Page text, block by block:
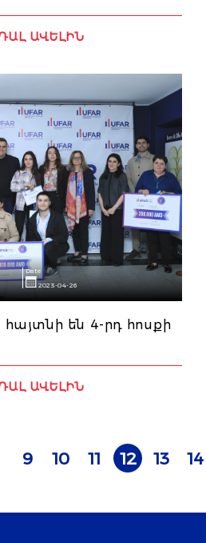
ԱՎԵԼԻՆ
Date
2023-04-26
են 4-րդ հոսքի
ԱՎԵԼԻՆ
9 10 11 12 13 14